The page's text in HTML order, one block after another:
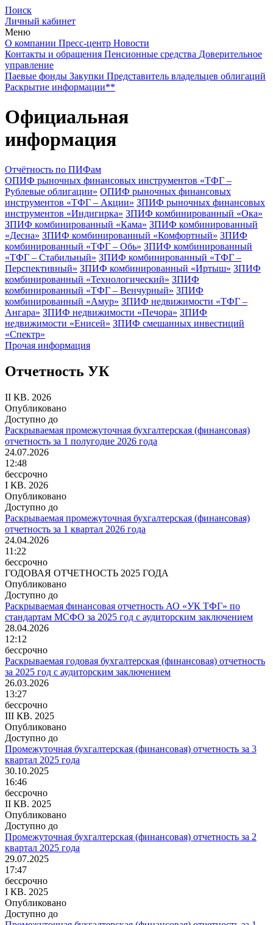
Поиск
Личный кабинет
Меню
О компании Пресс-центр Новости
Контакты и обращения Пенсионные средства Доверительное
управление
Паевые фонды Закупки Представитель владельцев облигаций
Раскрытие информации**
Официальная
информация
Отчётность по ПИФам
ОПИФ рыночных финансовых инструментов «ТФГ –
Рублевые облигации» ОПИФ рыночных финансовых
инструментов «ТФГ – Акции» ЗПИФ рыночных финансовых
инструментов «Индигирка» ЗПИФ комбинированный «Ока»
ЗПИФ комбинированный «Кама» ЗПИФ комбинированный
«Десна» ЗПИФ комбинированный «Комфортный» ЗПИФ
комбинированный «ТФГ – Обь» ЗПИФ комбинированный
«ТФГ – Стабильный» ЗПИФ комбинированный «ТФГ –
Перспективный» ЗПИФ комбинированный «Иртыш» ЗПИФ
комбинированный «Технологический» ЗПИФ
комбинированный «ТФГ – Венчурный» ЗПИФ
комбинированный «Амур» ЗПИФ недвижимости «ТФГ –
Ангара» ЗПИФ недвижимости «Печора» ЗПИФ
недвижимости «Енисей» ЗПИФ смешанных инвестиций
«Спектр»
Прочая информация
Отчетность УК
II КВ. 2026
Опубликовано
Доступно до
Раскрываемая промежуточная бухгалтерская (финансовая)
отчетность за 1 полугодие 2026 года
24.07.2026
12:48
бессрочно
I КВ. 2026
Опубликовано
Доступно до
Раскрываемая промежуточная бухгалтерская (финансовая)
отчетность за 1 квартал 2026 года
24.04.2026
11:22
бессрочно
ГОДОВАЯ ОТЧЕТНОСТЬ 2025 ГОДА
Опубликовано
Доступно до
Раскрываемая финансовая отчетность АО «УК ТФГ» по
стандартам МСФО за 2025 год с аудиторским заключением
28.04.2026
12:12
бессрочно
Раскрываемая годовая бухгалтерская (финансовая) отчетность
за 2025 год с аудиторским заключением
26.03.2026
13:27
бессрочно
III КВ. 2025
Опубликовано
Доступно до
Промежуточная бухгалтерская (финансовая) отчетность за 3
квартал 2025 года
30.10.2025
16:46
бессрочно
II КВ. 2025
Опубликовано
Доступно до
Промежуточная бухгалтерская (финансовая) отчетность за 2
квартал 2025 года
29.07.2025
17:47
бессрочно
I КВ. 2025
Опубликовано
Доступно до